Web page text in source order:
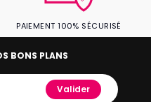
PAIEMENT 100% SÉCURISÉ
BONS PLANS
Valider